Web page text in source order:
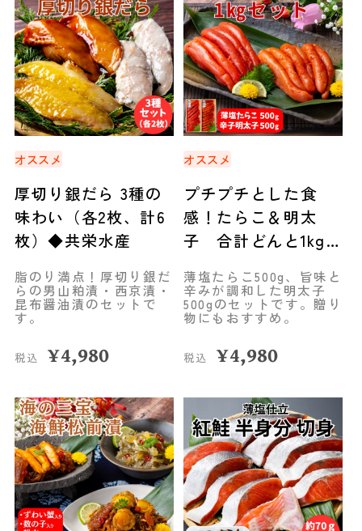
オススメ
厚切り銀だら 3種の
味わい（各2枚、計6
枚）◆共栄水産
脂のり満点！厚切り銀だ
らの男山粕漬・西京漬・
昆布醤油漬のセットで
す。
税込 ¥4,980
オススメ
プチプチとした食
感！たらこ＆明太
子 合計どんと1kg！
薄塩たらこ500g、旨味と
辛みが調和した明太子
500gのセットです。贈り
物にもおすすめ。
税込 ¥4,980